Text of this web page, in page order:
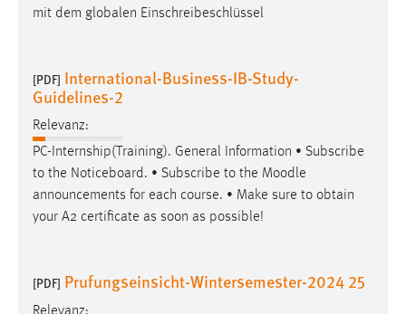
mit dem globalen Einschreibeschlüssel
[PDF] International-Business-IB-Study-
Guidelines-2
Relevanz:
PC-Internship(Training). General Information • Subscribe
to the Noticeboard. • Subscribe to the Moodle
announcements for each course. • Make sure to obtain
your A2 certificate as soon as possible!
[PDF] Prufungseinsicht-Wintersemester-2024 25
Relevanz: